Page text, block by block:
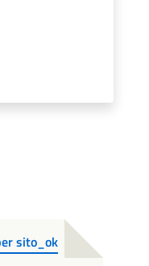
sito_ok